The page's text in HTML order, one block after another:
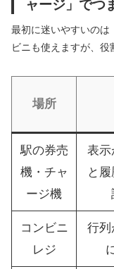
ャージ」でつ
最初に迷いやすいのは
ビニも使えますが、役
場所
駅の券売
機・チャ
ージ機
表示
と
コンビニ
レジ
行列